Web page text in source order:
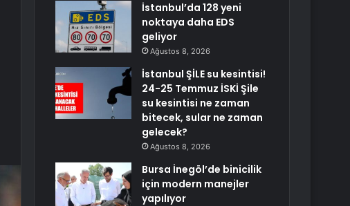
İstanbul’da 128 yeni
noktaya daha EDS
geliyor
Ağustos 8, 2026
İstanbul ŞİLE su kesintisi!
24-25 Temmuz İSKİ Şile
su kesintisi ne zaman
bitecek, sular ne zaman
gelecek?
Ağustos 8, 2026
Bursa İnegöl’de binicilik
için modern manejler
yapılıyor